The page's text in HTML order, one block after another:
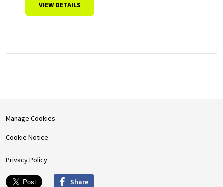
VIEW DETAILS
Manage Cookies
Cookie Notice
Privacy Policy
Share